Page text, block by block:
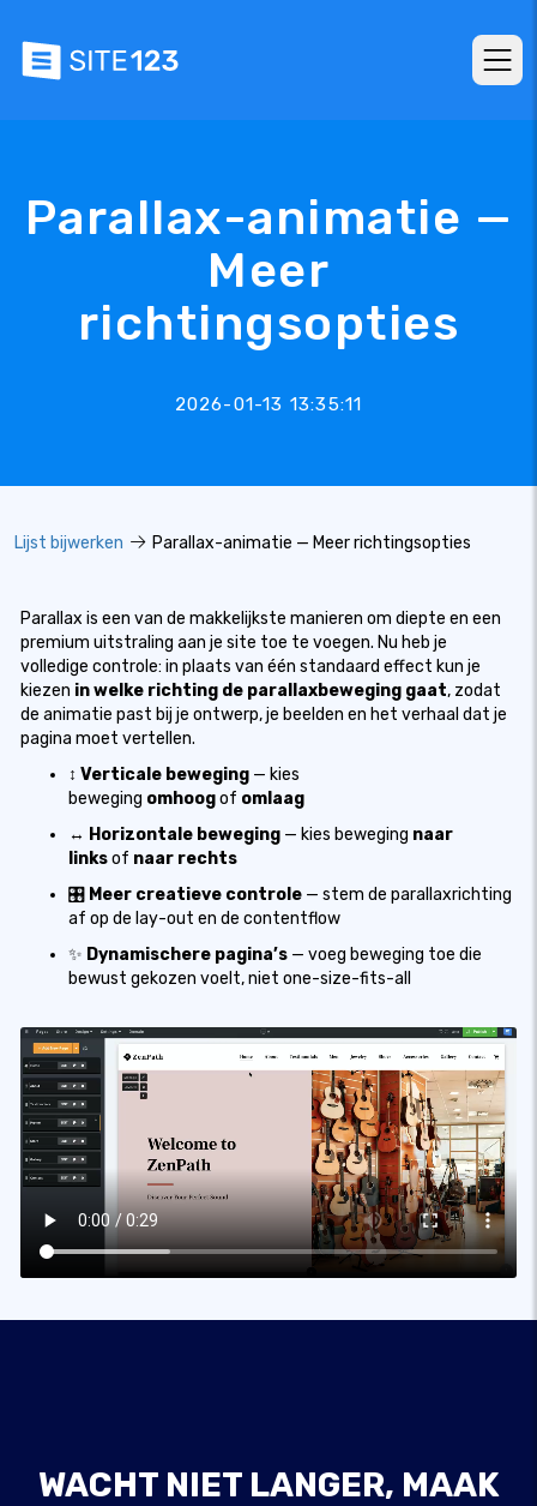
Parallax-animatie —
Meer
richtingsopties
2026-01-13 13:35:11
Lijst bijwerken Parallax-animatie — Meer richtingsopties
Parallax is een van de makkelijkste manieren om diepte en een
premium uitstraling aan je site toe te voegen. Nu heb je
volledige controle: in plaats van één standaard effect kun je
kiezen in welke richting de parallaxbeweging gaat, zodat
de animatie past bij je ontwerp, je beelden en het verhaal dat je
pagina moet vertellen.
↕️ Verticale beweging — kies
beweging omhoogof omlaag
↔️ Horizontale beweging — kies beweging naar
linksof naar rechts
🎛️ Meer creatieve controle — stem de parallaxrichting
af op de lay-out en de contentflow
✨ Dynamischere pagina’s — voeg beweging toe die
bewust gekozen voelt, niet one-size-fits-all
WACHT NIET LANGER, MAAK